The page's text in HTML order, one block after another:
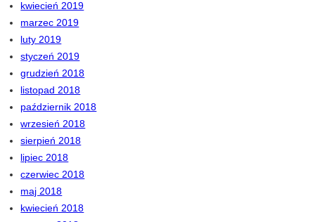
kwiecień 2019
marzec 2019
luty 2019
styczeń 2019
grudzień 2018
listopad 2018
październik 2018
wrzesień 2018
sierpień 2018
lipiec 2018
czerwiec 2018
maj 2018
kwiecień 2018